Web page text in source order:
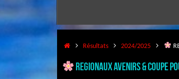
AccueilRésultats 2024/2025
REGIONAUX AVENIRS & COUPE